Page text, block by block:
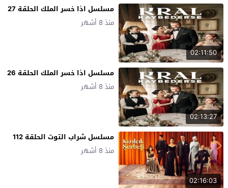
02:11:50
مسلسل اذا خسر الملك الحلقة 27
منذ 8 أشهر
02:13:27
مسلسل اذا خسر الملك الحلقة 26
منذ 8 أشهر
02:16:03
مسلسل شراب التوت الحلقة 112
منذ 8 أشهر